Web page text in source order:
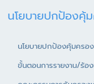
นโยบายปกป้องคุ้
นโยบายปกป้องคุ้มครอ
ขั้นตอนการรายงาน/ร้อง